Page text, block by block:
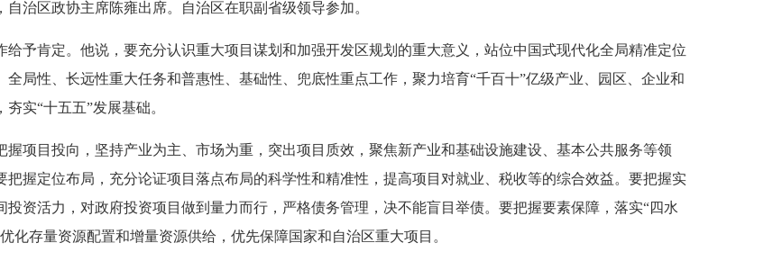
区政协主席陈雍出席。自治区在职副省级领导参加。
肯定。他说，要充分认识重大项目谋划和加强开发区规划的重大意义，站位中国式现代化全局精准定位
局性、长远性重大任务和普惠性、基础性、兜底性重点工作，聚力培育“千百十”亿级产业、园区、企业和
实“十五五”发展基础。
目投向，坚持产业为主、市场为重，突出项目质效，聚焦新产业和基础设施建设、基本公共服务等领
握定位布局，充分论证项目落点布局的科学性和精准性，提高项目对就业、税收等的综合效益。要把握实
资活力，对政府投资项目做到量力而行，严格债务管理，决不能盲目举债。要把握要素保障，落实“四水
化存量资源配置和增量资源供给，优先保障国家和自治区重大项目。